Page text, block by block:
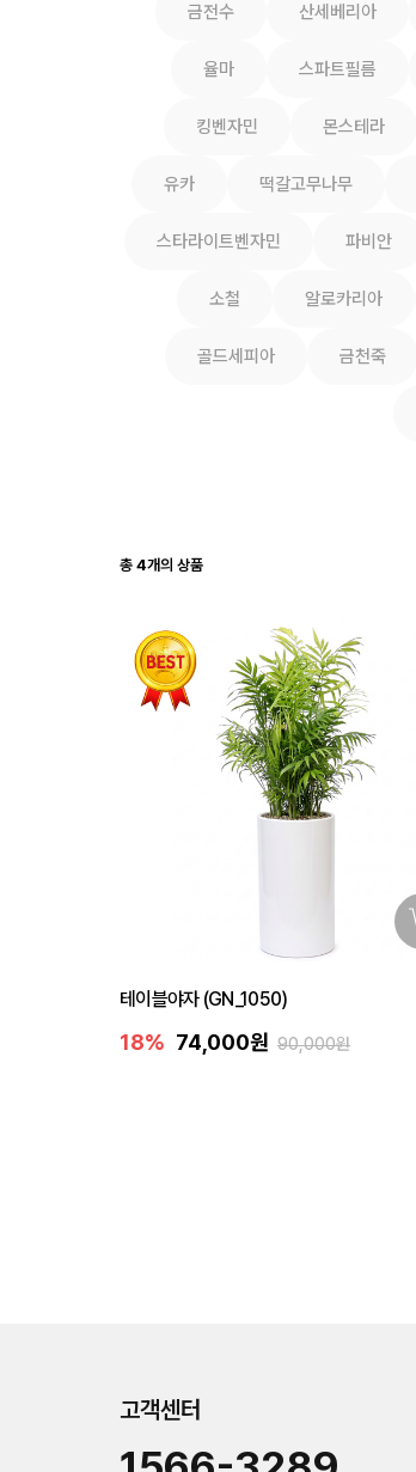
금전수 산세베리아
율마 스파트필름
킹벤자민 몬스테라
유카 떡갈고무나무
스타라이트벤자민 파비안
소철 알로카리아
골드세피아 금천죽
총 4개의 상품
테이블야자 (GN_1050)
18% 74,000원 90,000원
고객센터